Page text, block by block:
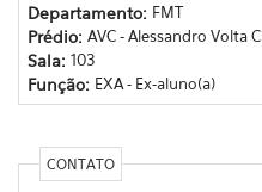
Departamento: FMT
Prédio: AVC - Alessandro Volta C
Sala: 103
Função: EXA - Ex-aluno(a)
CONTATO